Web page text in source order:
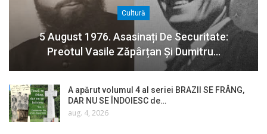
Cultură
5 August 1976. Asasinați De Securitate:
Preotul Vasile Zăpârțan Și Dumitru…
A apărut volumul 4 al seriei BRAZII SE FRÂNG,
DAR NU SE ÎNDOIESC de…
aug. 4, 2026